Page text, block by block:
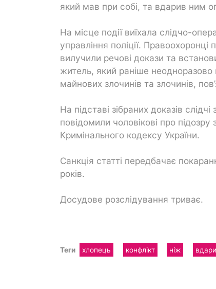
який мав при собі, та вдарив ним
На місце події виїхала слідчо-
управління поліції. Правоохоронці
вилучили речові докази та
житель, який раніше неодноразово
майнових злочинів та злочинів,
На підставі зібраних доказів
повідомили чоловікові про
Кримінального кодексу України.
Санкція статті передбачає
років.
Досудове розслідування триває.
Теги хлопець конфлікт ніж